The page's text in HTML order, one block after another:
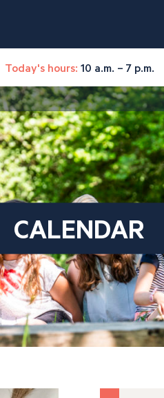
Today's hours: 10 a.m. – 7 p.m.
CALENDAR